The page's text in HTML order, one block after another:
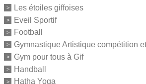
Les étoiles giffoises
Eveil Sportif
Football
Gymnastique Artistique compétition
Gym pour tous à Gif
Handball
Hatha Yoga